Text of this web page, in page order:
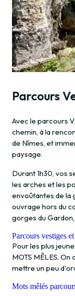
Parcours
Avec le parcours
chemin, à la
de Nîmes, et
paysage.
Durant 1h30, vos
les arches et les
envoûtantes de la
ouvrage hors du
gorges du
Parcours vestiges
Pour les plus
MOTS MÊLES.
mettre un peu
Mots mêlés